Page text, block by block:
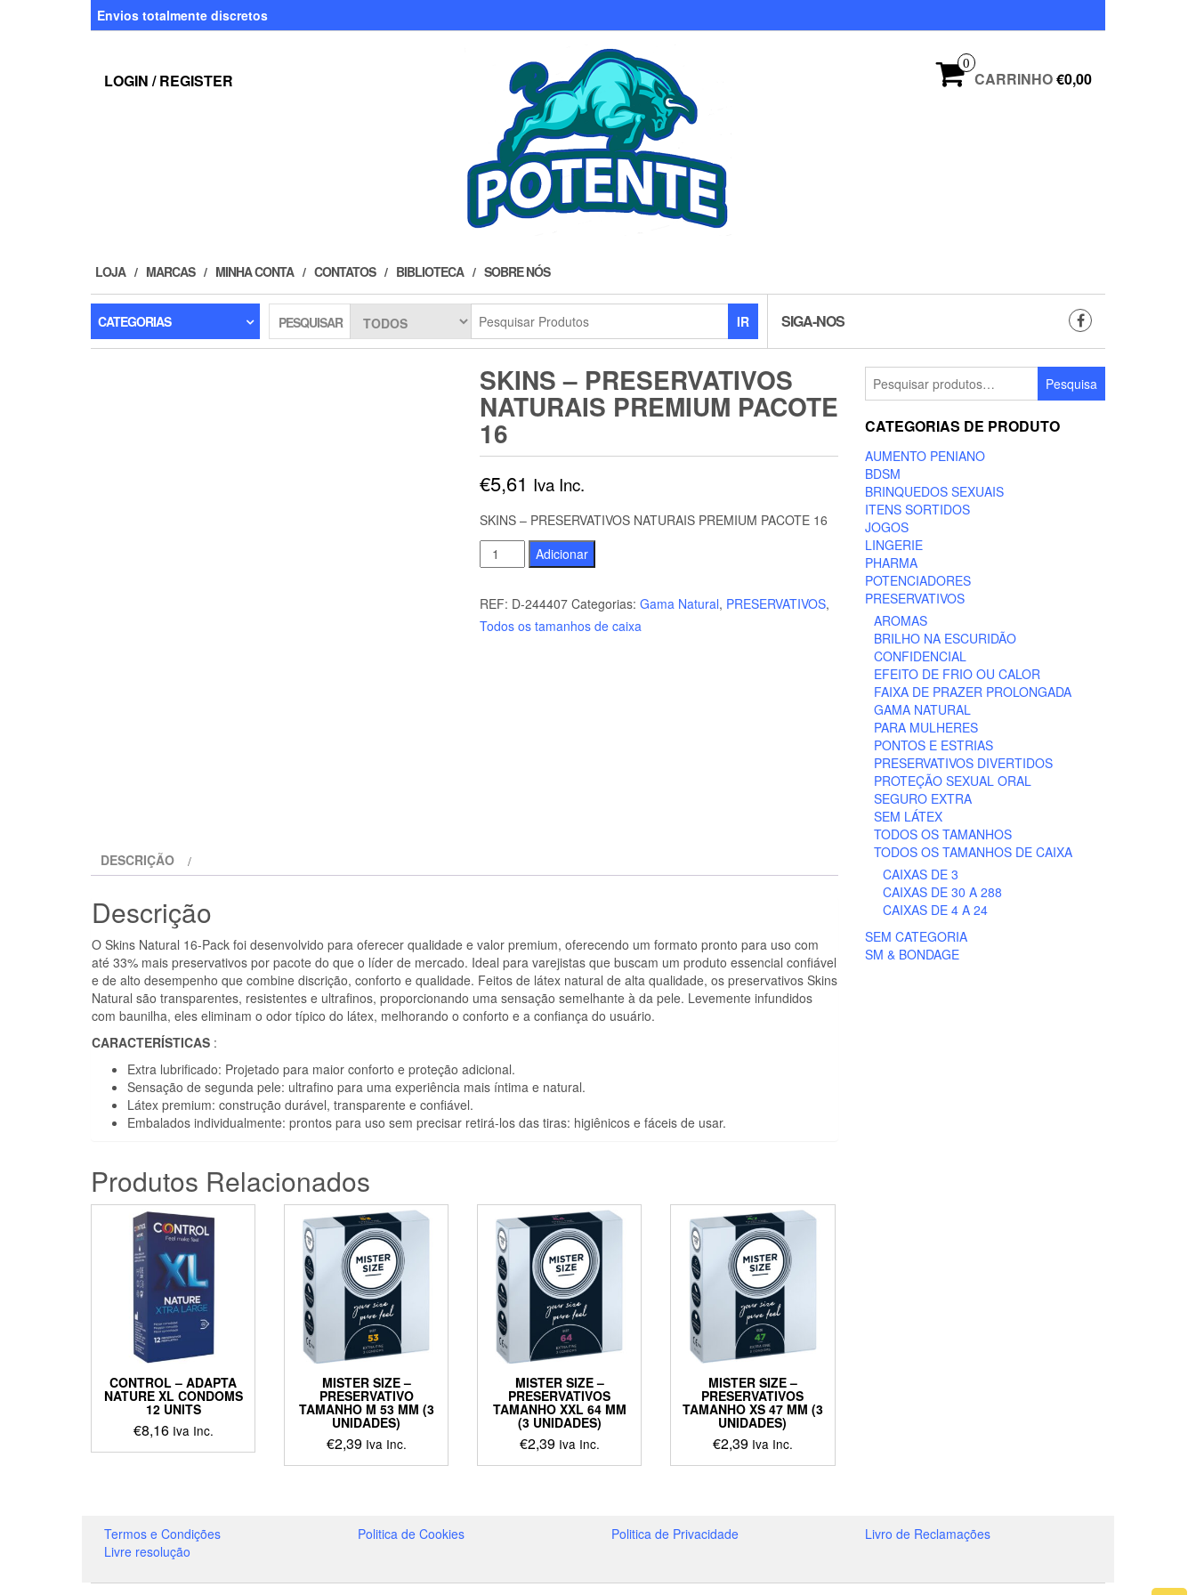
Envios totalmente discretos
LOGIN / REGISTER
0
CARRINHO€0,00
LOJA MARCAS MINHA CONTA CONTATOS BIBLIOTECA SOBRE NÓS
CATEGORIAS PESQUISAR IR SIGA-NOS
SKINS – PRESERVATIVOS
NATURAIS PREMIUM PACOTE
16
€5,61 Iva Inc.
SKINS – PRESERVATIVOS NATURAIS PREMIUM PACOTE 16
Quantidade
de
SKINS
-
Adicionar
REF: D-244407 Categorias: Gama Natural, PRESERVATIVOS,
Todos os tamanhos de caixa
DESCRIÇÃO
Descrição
O Skins Natural 16-Pack foi desenvolvido para oferecer qualidade e valor premium, oferecendo um formato pronto para uso com
até 33% mais preservativos por pacote do que o líder de mercado. Ideal para varejistas que buscam um produto essencial confiável
e de alto desempenho que combine discrição, conforto e qualidade. Feitos de látex natural de alta qualidade, os preservativos Skins
Natural são transparentes, resistentes e ultrafinos, proporcionando uma sensação semelhante à da pele. Levemente infundidos
com baunilha, eles eliminam o odor típico do látex, melhorando o conforto e a confiança do usuário.
CARACTERÍSTICAS :
Extra lubrificado: Projetado para maior conforto e proteção adicional.
Sensação de segunda pele: ultrafino para uma experiência mais íntima e natural.
Látex premium: construção durável, transparente e confiável.
Embalados individualmente: prontos para uso sem precisar retirá-los das tiras: higiênicos e fáceis de usar.
Produtos Relacionados
CONTROL – ADAPTA
NATURE XL CONDOMS
12 UNITS
€8,16 Iva Inc.
MISTER SIZE –
PRESERVATIVO
TAMANHO M 53 MM (3
UNIDADES)
€2,39 Iva Inc.
MISTER SIZE –
PRESERVATIVOS
TAMANHO XXL 64 MM
(3 UNIDADES)
€2,39 Iva Inc.
MISTER SIZE –
PRESERVATIVOS
TAMANHO XS 47 MM (3
UNIDADES)
€2,39 Iva Inc.
Pesquisar
por:
Pesquisa
CATEGORIAS DE PRODUTO
AUMENTO PENIANO
BDSM
BRINQUEDOS SEXUAIS
ITENS SORTIDOS
JOGOS
LINGERIE
PHARMA
POTENCIADORES
PRESERVATIVOS
AROMAS
BRILHO NA ESCURIDÃO
CONFIDENCIAL
EFEITO DE FRIO OU CALOR
FAIXA DE PRAZER PROLONGADA
GAMA NATURAL
PARA MULHERES
PONTOS E ESTRIAS
PRESERVATIVOS DIVERTIDOS
PROTEÇÃO SEXUAL ORAL
SEGURO EXTRA
SEM LÁTEX
TODOS OS TAMANHOS
TODOS OS TAMANHOS DE CAIXA
CAIXAS DE 3
CAIXAS DE 30 A 288
CAIXAS DE 4 A 24
SEM CATEGORIA
SM & BONDAGE
Termos e Condições
Livre resolução
Politica de Cookies Politica de Privacidade Livro de Reclamações